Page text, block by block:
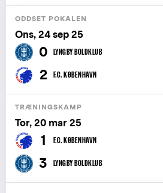
ODDSET POKALEN
Ons, 24 sep 25
0 LYNGBY BOLDKLUB
2 F.C. KØBENHAVN
TRÆNINGSKAMP
Tor, 20 mar 25
1 F.C. KØBENHAVN
3 LYNGBY BOLDKLUB